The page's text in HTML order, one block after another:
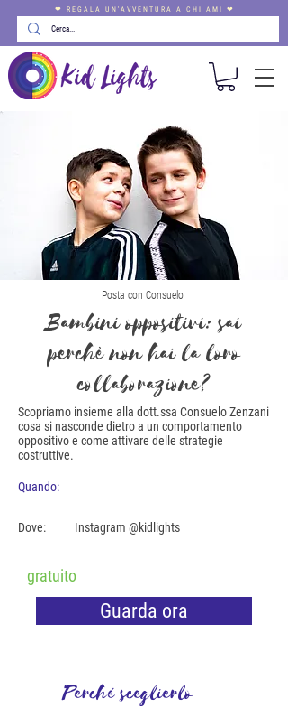
❤ REGALA UN'AVVENTURA A CHI AMI ❤
Posta con Consuelo
Bambini oppositivi: sai
perchè non hai la loro
collaborazione?
Scopriamo insieme alla dott.ssa Consuelo Zenzani
cosa si nasconde dietro a un comportamento
oppositivo e come attivare delle strategie
costruttive.
Quando:
Dove: Instagram @kidlights
gratuito
Guarda ora
Perché sceglierlo